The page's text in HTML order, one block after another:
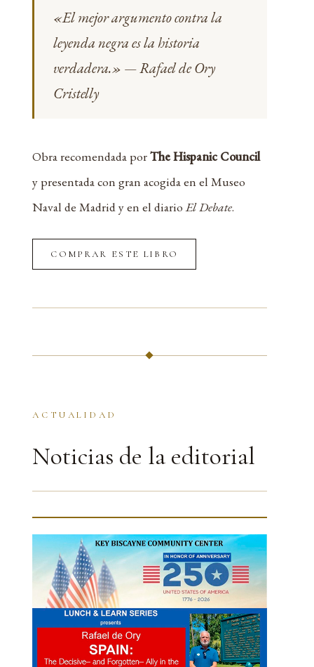
«El mejor argumento contra la
leyenda negra es la historia
verdadera.» — Rafael de Ory
Cristelly
Obra recomendada porThe Hispanic Council
y presentada con gran acogida en el Museo
Naval de Madrid y en el diarioEl Debate.
COMPRAR ESTE LIBRO
ACTUALIDAD
Noticias de la editorial